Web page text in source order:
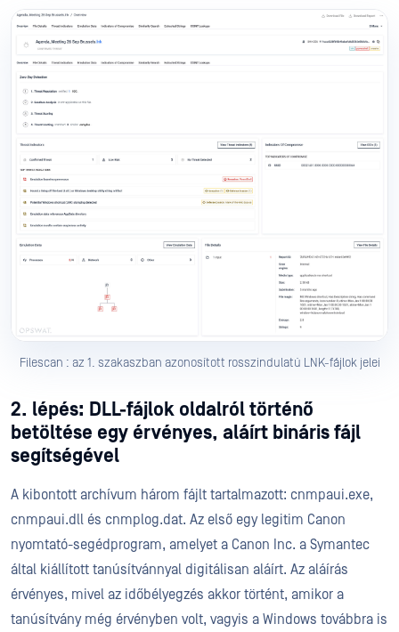
Filescan : az 1. szakaszban azonosított rosszindulatú LNK-fájlok jelei
2. lépés: DLL-fájlok oldalról történő
betöltése egy érvényes, aláírt bináris fájl
segítségével
A kibontott archívum három fájlt tartalmazott: cnmpaui.exe,
cnmpaui.dll és cnmplog.dat. Az első egy legitim Canon
nyomtató-segédprogram, amelyet a Canon Inc. a Symantec
által kiállított tanúsítvánnyal digitálisan aláírt. Az aláírás
érvényes, mivel az időbélyegzés akkor történt, amikor a
tanúsítvány még érvényben volt, vagyis a Windows továbbra is